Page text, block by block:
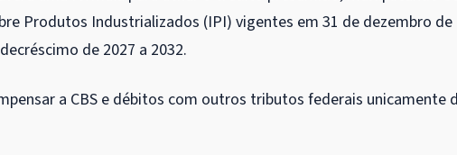
Produtos Industrializados (IPI) vigentes em 31 de dezembro de
de 2027 a 2032.
a CBS e débitos com outros tributos federais unicamente